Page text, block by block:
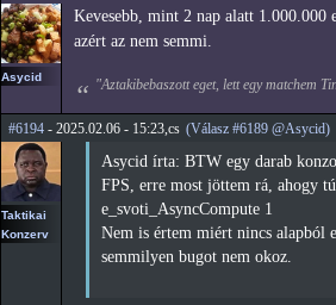
Asycid
Kevesebb, mint 2 nap alatt 1.000.000
azért az nem semmi.
"Aztakibebaszott eget, lett egy matchem
#6194 - 2025.02.06 - 15:23,cs (Válasz #6189 @Asycid)
Taktikai
Konzerv
Asycid írta: BTW egy darab
FPS, erre most jöttem rá, ahogy
e_svoti_AsyncCompute 1
Nem is értem miért nincs alapból
semmilyen bugot nem okoz.